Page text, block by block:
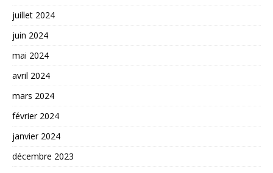
juillet 2024
juin 2024
mai 2024
avril 2024
mars 2024
février 2024
janvier 2024
décembre 2023